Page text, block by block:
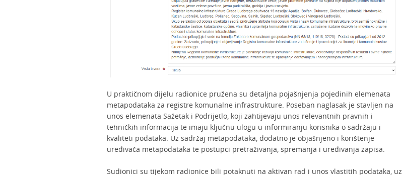
U praktičnom dijelu radionice pružena su detaljna pojašnjenja pojedinih elemenata
metapodataka za registre komunalne infrastrukture. Poseban naglasak je stavljen na
unos elemenata Sažetak i Podrijetlo, koji zahtijevaju unos relevantnih pravnih i
tehničkih informacija te imaju ključnu ulogu u informiranju korisnika o sadržaju i
kvaliteti podataka. Uz sadržaj metapodataka, dodatno je objašnjeno i korištenje
uređivača metapodataka te postupci pretraživanja, spremanja i uređivanja zapisa.
Sudionici su tijekom radionice bili potaknuti na aktivan rad i unos vlastitih podataka, uz